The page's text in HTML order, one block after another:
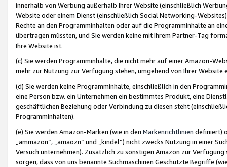
innerhalb von Werbung außerhalb Ihrer Website (einschließlich
Website oder einem Dienst (einschließlich Social Networking-
Rechte an den Programminhalten oder auf die Programminhalte an
übertragen müssten, und Sie werden keine mit Ihrem Partner-Tag
Ihre Website ist.
(c) Sie werden Programminhalte, die nicht mehr auf einer Amazon-
mehr zur Nutzung zur Verfügung stehen, umgehend von Ihrer
(d) Sie werden keine Programminhalte, einschließlich in den
eine Person bzw. ein Unternehmen ein bestimmtes Produkt, eine
geschäftlichen Beziehung oder Verbindung zu diesen steht
Programminhalten).
(e) Sie werden Amazon-Marken (wie in den Markenrichtlinien definiert)
„ammazon“, „amaozn“ und „kindel“) nicht zwecks Nutzung in einer
Versuch unternehmen). Zusätzlich zu sonstigen Amazon zur
sorgen, dass von uns benannte Suchmaschinen Geschützte Begriffe